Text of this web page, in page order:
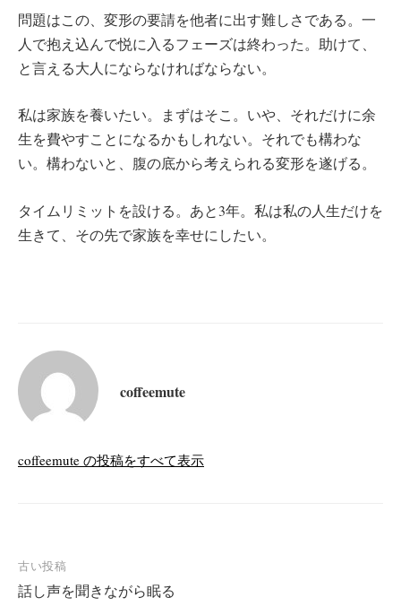
問題はこの、変形の要請を他者に出す難しさである。一
人で抱え込んで悦に入るフェーズは終わった。助けて、
と言える大人にならなければならない。
私は家族を養いたい。まずはそこ。いや、それだけに余
生を費やすことになるかもしれない。それでも構わな
い。構わないと、腹の底から考えられる変形を遂げる。
タイムリミットを設ける。あと3年。私は私の人生だけを
生きて、その先で家族を幸せにしたい。
coffeemute
coffeemute の投稿をすべて表示
投
稿
古い投稿
話し声を聞きながら眠る